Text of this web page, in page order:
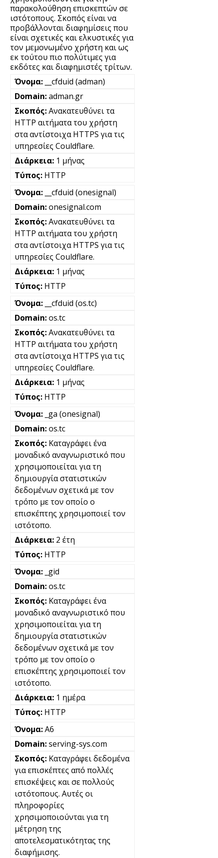
παρακολούθηση επισκεπτών σε
ιστότοπους. Σκοπός είναι να
προβάλλονται διαφημίσεις που
είναι σχετικές και ελκυστικές για
τον μεμονωμένο χρήστη και ως
εκ τούτου πιο πολύτιμες για
εκδότες και διαφημιστές τρίτων.
__cfduid (adman)
adman.gr
Ανακατευθύνει τα
HTTP αιτήματα του χρήστη
στα αντίστοιχα HTTPS για τις
υπηρεσίες Couldflare.
1 μήνας
HTTP
__cfduid (onesignal)
onesignal.com
Ανακατευθύνει τα
HTTP αιτήματα του χρήστη
στα αντίστοιχα HTTPS για τις
υπηρεσίες Couldflare.
1 μήνας
HTTP
__cfduid (os.tc)
os.tc
Ανακατευθύνει τα
HTTP αιτήματα του χρήστη
στα αντίστοιχα HTTPS για τις
υπηρεσίες Couldflare.
1 μήνας
HTTP
_ga (onesignal)
os.tc
Καταγράφει ένα
μοναδικό αναγνωριστικό που
χρησιμοποιείται για τη
δημιουργία στατιστικών
δεδομένων σχετικά με τον
τρόπο με τον οποίο ο
επισκέπτης χρησιμοποιεί τον
ιστότοπο.
2 έτη
HTTP
_gid
os.tc
Καταγράφει ένα
μοναδικό αναγνωριστικό που
χρησιμοποιείται για τη
δημιουργία στατιστικών
δεδομένων σχετικά με τον
τρόπο με τον οποίο ο
επισκέπτης χρησιμοποιεί τον
ιστότοπο.
1 ημέρα
HTTP
A6
serving-sys.com
Καταγράφει δεδομένα
για επισκέπτες από πολλές
επισκέψεις και σε πολλούς
ιστότοπους. Αυτές οι
πληροφορίες
χρησιμοποιούνται για τη
μέτρηση της
αποτελεσματικότητας της
διαφήμισης.